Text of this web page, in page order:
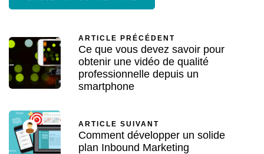
ARTICLE PRÉCÉDENT
Ce que vous devez savoir pour
obtenir une vidéo de qualité
professionnelle depuis un
smartphone
ARTICLE SUIVANT
Comment développer un solide
plan Inbound Marketing